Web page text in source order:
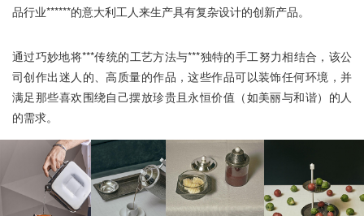
品行业******的意大利工人来生产具有复杂设计的创新产品。
通过巧妙地将***传统的工艺方法与***独特的手工努力相结合，该公
司创作出迷人的、高质量的作品，这些作品可以装饰任何环境，并
满足那些喜欢围绕自己摆放珍贵且永恒价值（如美丽与和谐）的人
的需求。